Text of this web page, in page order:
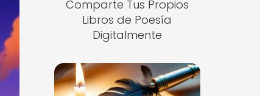
Comparte Tus Propios
Libros de Poesía
Digitalmente